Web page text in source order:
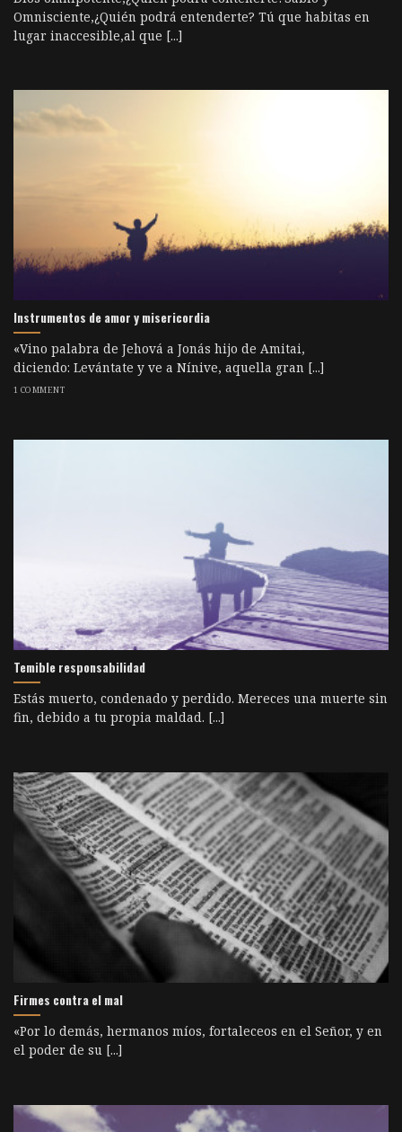
Omnisciente,¿Quién podrá entenderte? Tú que habitas en
lugar inaccesible,al que [...]
Instrumentos de amor y misericordia
«Vino palabra de Jehová a Jonás hijo de Amitai,
diciendo: Levántate y ve a Nínive, aquella gran [...]
1 COMMENT
Temible responsabilidad
Estás muerto, condenado y perdido. Mereces una muerte sin
fin, debido a tu propia maldad. [...]
Firmes contra el mal
«Por lo demás, hermanos míos, fortaleceos en el Señor, y en
el poder de su [...]